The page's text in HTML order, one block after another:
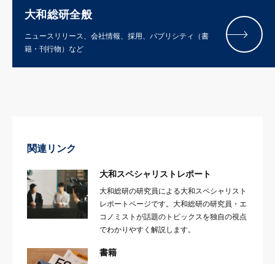
大和総研全般
ニュースリリース、会社情報、採用、パブリシティ（書
籍・刊行物）など
関連リンク
大和スペシャリストレポート
大和総研の研究員による大和スペシャリスト
レポートページです。大和総研の研究員・エ
コノミストが話題のトピックスを独自の視点
でわかりやすく解説します。
書籍